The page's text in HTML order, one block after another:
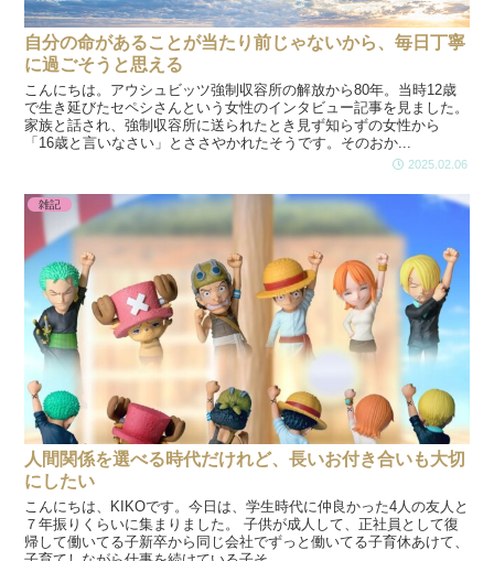
自分の命があることが当たり前じゃないから、毎日丁寧
に過ごそうと思える
こんにちは。アウシュビッツ強制収容所の解放から80年。当時12歳
で生き延びたセペシさんという女性のインタビュー記事を見ました。
家族と話され、強制収容所に送られたとき見ず知らずの女性から
「16歳と言いなさい」とささやかれたそうです。そのおか...
2025.02.06
雑記
人間関係を選べる時代だけれど、長いお付き合いも大切
にしたい
こんにちは、KIKOです。今日は、学生時代に仲良かった4人の友人と
７年振りくらいに集まりました。 子供が成人して、正社員として復
帰して働いてる子新卒から同じ会社でずっと働いてる子育休あけて、